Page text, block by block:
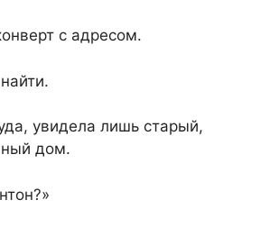
с адресом.
увидела лишь старый,
дом.